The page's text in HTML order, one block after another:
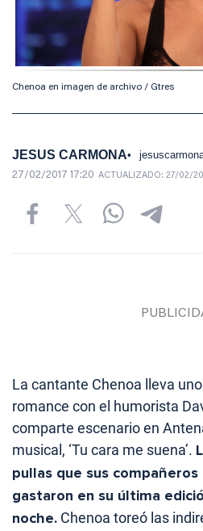
Chenoa en imagen de archivo / Gtres
JESUS CARMONA
27/02/2017 17:20 ACTUALIZADO: 27/02/
La cantante Chenoa lleva
romance con el humorista
comparte escenario en
musical, ‘Tu cara me suena’.
pullas que sus
gastaron en su última
noche. Chenoa toreó las